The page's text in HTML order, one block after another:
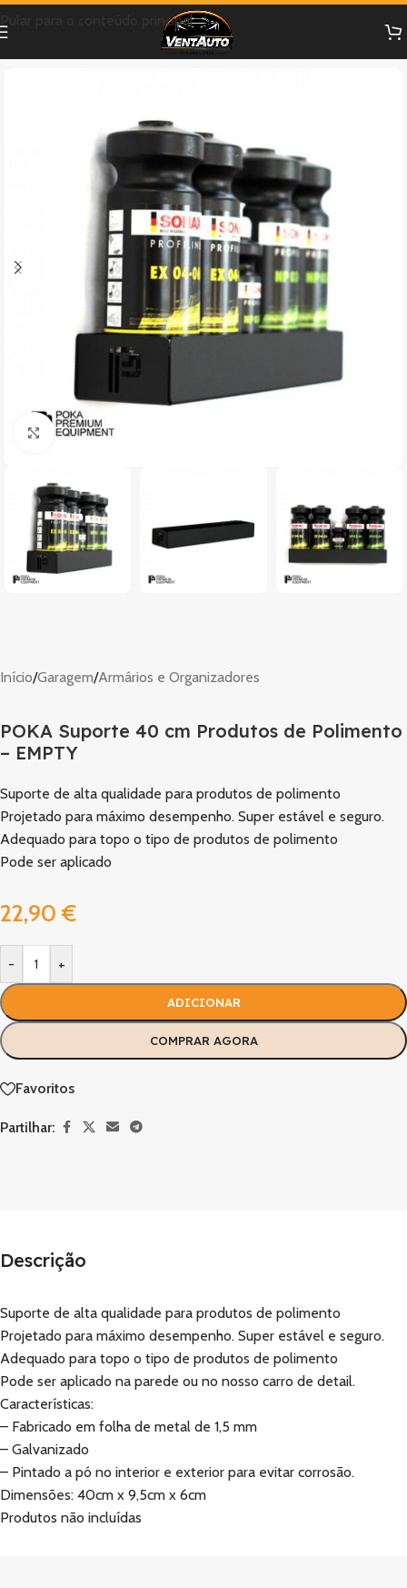
Pular para o conteúdo principal
Clique para ampliar
Início/Garagem/Armários e Organizadores
POKA Suporte 40 cm Produtos de Polimento
– EMPTY
Suporte de alta qualidade para produtos de polimento
Projetado para máximo desempenho. Super estável e seguro.
Adequado para topo o tipo de produtos de polimento
Pode ser aplicado
22,90 €
- +
ADICIONAR
COMPRAR AGORA
Favoritos
Partilhar:
Descrição
Suporte de alta qualidade para produtos de polimento
Projetado para máximo desempenho. Super estável e seguro.
Adequado para topo o tipo de produtos de polimento
Pode ser aplicado na parede ou no nosso carro de detail.
Características:
– Fabricado em folha de metal de 1,5 mm
– Galvanizado
– Pintado a pó no interior e exterior para evitar corrosão.
Dimensões: 40cm x 9,5cm x 6cm
Produtos não incluídas